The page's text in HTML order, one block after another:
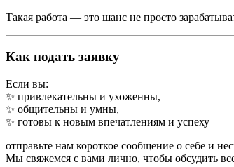
Такая работа — это шанс не просто
Как подать заявку
Если вы:
✨ привлекательны и ухоженны,
✨ общительны и умны,
✨ готовы к новым впечатлениям и успеху —
отправьте нам короткое сообщение о себе и
Мы свяжемся с вами лично, чтобы обсудить